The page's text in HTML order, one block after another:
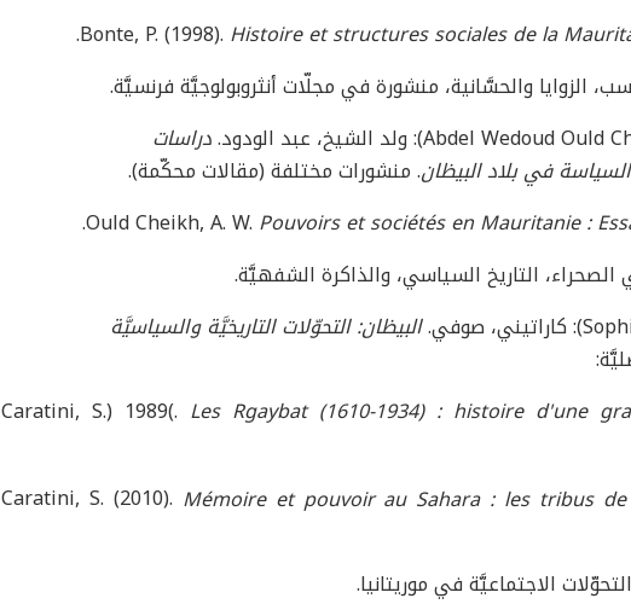
Bonte, P. (1998). Histoire et structures sociales de la
الزوايا والحسَّانية، منشورة في مجلّات أنثروبولوجيَّة فرنسيَّة.
دراسات
في بلاد البيظان. منشورات مختلفة (مقالات محكّمة).
Ould Cheikh, A. W. Pouvoirs et sociétés en Mauritanie :
.
التاريخ السياسي، والذاكرة الشفهيَّة.
البيظان: التحوّلات التاريخيَّة والسياسيَّة
Caratini, S.) 1989(. Les Rgaybat (1610-1934) : histoire d'une
Caratini, S. (2010). Mémoire et pouvoir au Sahara : les tribus
الاجتماعيَّة في موريتانيا.